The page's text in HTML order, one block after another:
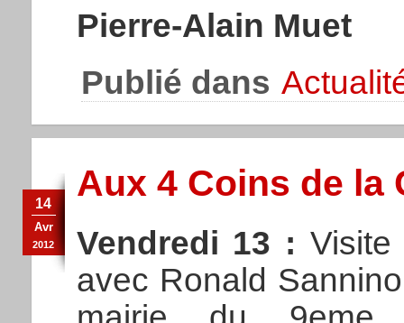
Pierre-Alain Muet
Publié dans
Aux 4 Coins de
14
Avr
2012 Vendredi 13 :
avec Ronald